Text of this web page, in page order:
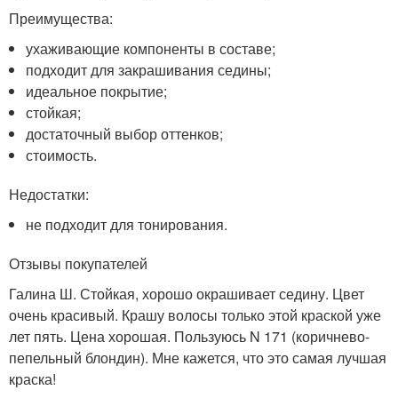
Преимущества:
ухаживающие компоненты в составе;
подходит для закрашивания седины;
идеальное покрытие;
стойкая;
достаточный выбор оттенков;
стоимость.
Недостатки:
не подходит для тонирования.
Отзывы покупателей
Галина Ш. Стойкая, хорошо окрашивает седину. Цвет
очень красивый. Крашу волосы только этой краской уже
лет пять. Цена хорошая. Пользуюсь N 171 (коричнево-
пепельный блондин). Мне кажется, что это самая лучшая
краска!